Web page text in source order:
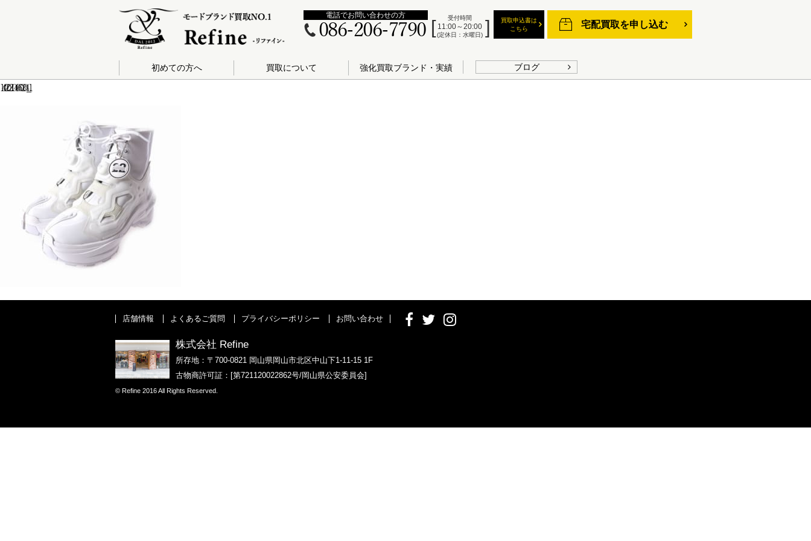
宅配買取を申し込む
買取申込書は
こちら
受付時間
11:00～20:00
(定休日：水曜日)
電話でお問い合わせの方
086-206-7790
初めての方へ 買取について 強化買取ブランド・実績 ブログ
140-202104060204_1
店舗情報 よくあるご質問 プライバシーポリシー お問い合わせ
株式会社 Refine
所存地：〒700-0821 岡山県岡山市北区中山下1-11-15 1F
古物商許可証：[第721120022862号/岡山県公安委員会]
© Refine 2016 All Rights Reserved.